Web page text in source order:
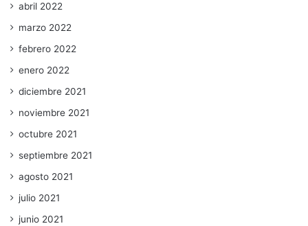
abril 2022
marzo 2022
febrero 2022
enero 2022
diciembre 2021
noviembre 2021
octubre 2021
septiembre 2021
agosto 2021
julio 2021
junio 2021